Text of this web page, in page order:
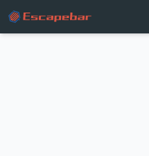
跳至主要內容